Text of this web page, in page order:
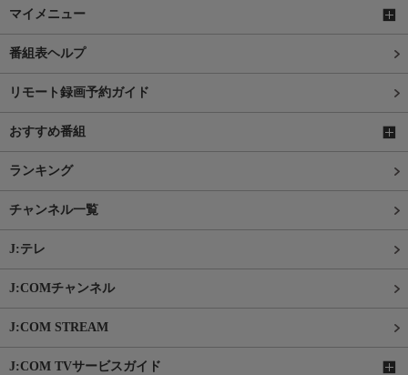
マイメニュー
番組表ヘルプ
リモート録画予約ガイド
おすすめ番組
ランキング
チャンネル一覧
J:テレ
J:COMチャンネル
J:COM STREAM
J:COM TVサービスガイド